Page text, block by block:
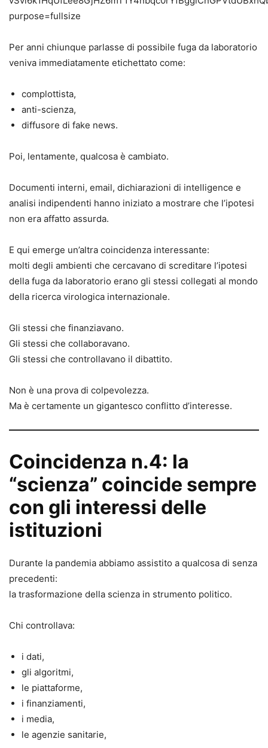
Per anni chiunque parlasse di possibile fuga da laboratorio
veniva immediatamente etichettato come:
complottista,
anti-scienza,
diffusore di fake news.
Poi, lentamente, qualcosa è cambiato.
Documenti interni, email, dichiarazioni di intelligence e
analisi indipendenti hanno iniziato a mostrare che l’ipotesi
non era affatto assurda.
E qui emerge un’altra coincidenza interessante:
molti degli ambienti che cercavano di screditare l’ipotesi
della fuga da laboratorio erano gli stessi collegati al mondo
della ricerca virologica internazionale.
Gli stessi che finanziavano.
Gli stessi che collaboravano.
Gli stessi che controllavano il dibattito.
Non è una prova di colpevolezza.
Ma è certamente un gigantesco conflitto d’interesse.
Coincidenza n.4: la
“scienza” coincide sempre
con gli interessi delle
istituzioni
Durante la pandemia abbiamo assistito a qualcosa di senza
precedenti:
la trasformazione della scienza in strumento politico.
Chi controllava:
i dati,
gli algoritmi,
le piattaforme,
i finanziamenti,
i media,
le agenzie sanitarie,